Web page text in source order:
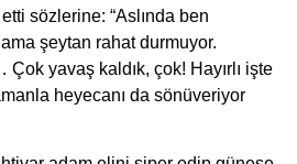
sözlerine: “Aslında ben
şeytan rahat durmuyor.
yavaş kaldık, çok! Hayırlı işte
heyecanı da sönüveriyor